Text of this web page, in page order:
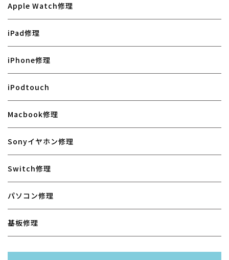
Apple Watch修理
iPad修理
iPhone修理
iPodtouch
Macbook修理
Sonyイヤホン修理
Switch修理
パソコン修理
基板修理